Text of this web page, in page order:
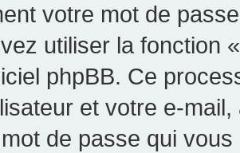
votre mot de
utiliser la fonction
phpBB. Ce
et votre e-
de passe qui